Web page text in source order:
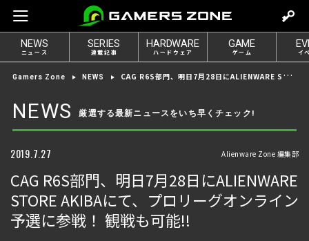
e
t
o
g
n
NEWS
ニュース
SERIES
連載記事
HARDWARE
ハードウェア
GAME
ゲーム イ
Gamers Zone NEWS CAG R6S部門、明日7月28日にALIENWARE STORE AKIBAにて、プロリーグオンライン予選に参戦！ 観戦も可能!!
NEWS 厳選する最新ニュースをいち早くチェック!
2019.7.27 Alienware Zone 編集部
CAG R6S部門、明日7月28日にALIENWARE
STORE AKIBAにて、プロリーグオンライン
予選に参戦！ 観戦も可能!!